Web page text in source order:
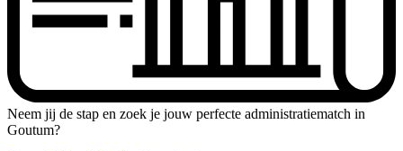
Neem jij de stap en zoek je jouw perfecte administratiematch in
Goutum?